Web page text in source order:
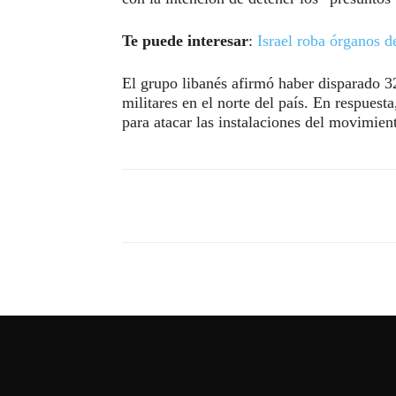
Te puede interesar: Israel roba órganos
El grupo libanés afirmó haber disparado
militares en el norte del país. En
para atacar las instalaciones del